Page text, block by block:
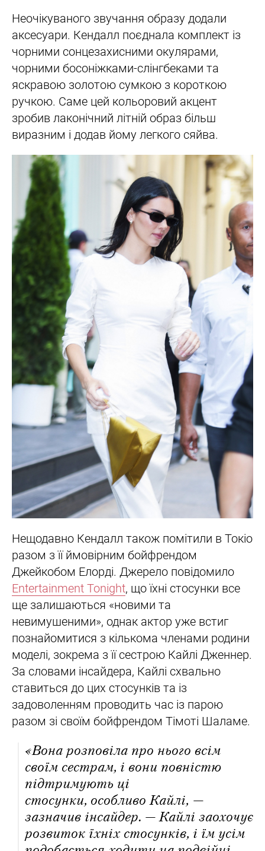
Неочікуваного звучання образу додали
аксесуари. Кендалл поєднала комплект із
чорними сонцезахисними окулярами,
чорними босоніжками-слінгбеками та
яскравою золотою сумкою з короткою
ручкою. Саме цей кольоровий акцент
зробив лаконічний літній образ більш
виразним і додав йому легкого сяйва.
Нещодавно Кендалл також помітили в Токіо
разом з її ймовірним бойфрендом
Джейкобом Елорді. Джерело повідомило
Entertainment Tonight, що їхні стосунки все
ще залишаються «новими та
невимушеними», однак актор уже встиг
познайомитися з кількома членами родини
моделі, зокрема з її сестрою Кайлі Дженнер.
За словами інсайдера, Кайлі схвально
ставиться до цих стосунків та із
задоволенням проводить час із парою
разом зі своїм бойфрендом Тімоті Шаламе.
«Вона розповіла про нього всім
своїм сестрам, і вони повністю
підтримують ці
стосунки, особливо Кайлі, —
зазначив інсайдер. — Кайлі заохочує
розвиток їхніх стосунків, і їм усім